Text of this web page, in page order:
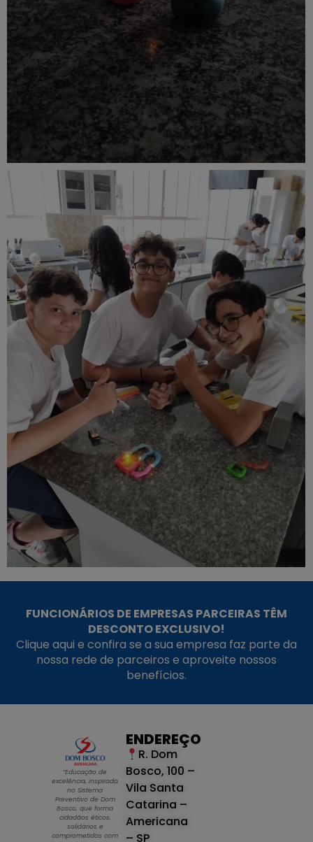
FUNCIONÁRIOS DE EMPRESAS PARCEIRAS TÊM
DESCONTO EXCLUSIVO!
Clique aqui e confira se a sua empresa faz parte da
nossa rede de parceiros e aproveite nossos
benefícios.
“Educação de
excelência, inspirada
no Sistema
Preventivo de Dom
Bosco, que forma
cidadãos éticos,
solidários e
comprometidos com
ENDEREÇO
R. Dom
Bosco, 100 –
Vila Santa
Catarina –
Americana
– SP